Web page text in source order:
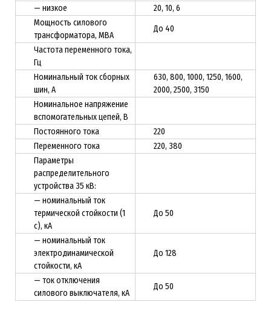
— низкое
20, 10, 6
Мощность силового
трансформатора, МВА
До 40
Частота переменного тока,
Гц
Номинальный ток сборных
шин, А
630, 800, 1000, 1250, 1600,
2000, 2500, 3150
Номинальное напряжение
вспомогательных цепей, В
Постоянного тока
220
Переменного тока
220, 380
Параметры
распределительного
устройства 35 кВ:
— номинальный ток
термической стойкости (1
с), кА
До 50
— номинальный ток
электродинамической
стойкости, кА
До 128
— ток отключения
силового выключателя, кА
До 50